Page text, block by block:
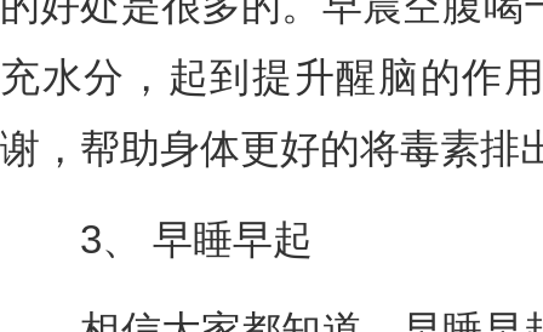
充水分，起到提升醒脑的作
谢，帮助身体更好的将毒素排
3、 早睡早起